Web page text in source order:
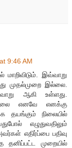
9:46 AM
இவ்வாறு
முதல்முறை இல்லை.
ஆகி உள்ளது.
எனவே எனக்கு
தயங்கும் நிலையில்
எழுதுவதிலும்
எதிர்ப்பை பதிவு
தனிப்பட்ட முறையில்